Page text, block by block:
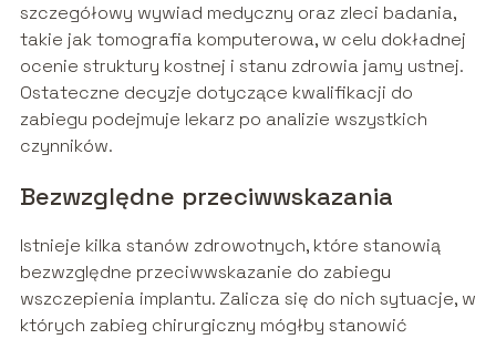
szczegółowy wywiad medyczny oraz zleci badania,
takie jak tomografia komputerowa, w celu dokładnej
ocenie struktury kostnej i stanu zdrowia jamy ustnej.
Ostateczne decyzje dotyczące kwalifikacji do
zabiegu podejmuje lekarz po analizie wszystkich
czynników.
Bezwzględne przeciwwskazania
Istnieje kilka stanów zdrowotnych, które stanowią
bezwzględne przeciwwskazanie do zabiegu
wszczepienia implantu. Zalicza się do nich sytuacje, w
których zabieg chirurgiczny mógłby stanowić